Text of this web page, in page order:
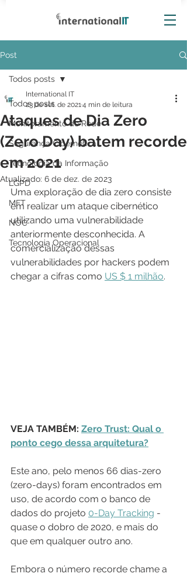
Post
Todos posts
Monitoramento de Rede
Segurança Cibernética
Tecnologia da Informação
LGPD
MFT
NOC
Tecnologia Operacional
Todos posts
Ataques de Dia Zero
(Zero Day) batem recorde
em 2021
International IT
23 de set. de 20214 min de leitura
Atualizado: 6 de dez. de 2023
Uma exploração de dia zero consiste
em realizar um ataque cibernético
utilizando uma vulnerabilidade
anteriormente desconhecida. A
comercialização dessas
vulnerabilidades por hackers podem
chegar a cifras como US $ 1 milhão.
VEJA TAMBÉM: Zero Trust: Qual o
ponto cego dessa arquitetura?
Este ano, pelo menos 66 dias-zero
(zero-days) foram encontrados em
uso, de acordo com o banco de
dados do projeto 0-Day Tracking -
quase o dobro de 2020, e mais do
que em qualquer outro ano.
Embora o número recorde chame a